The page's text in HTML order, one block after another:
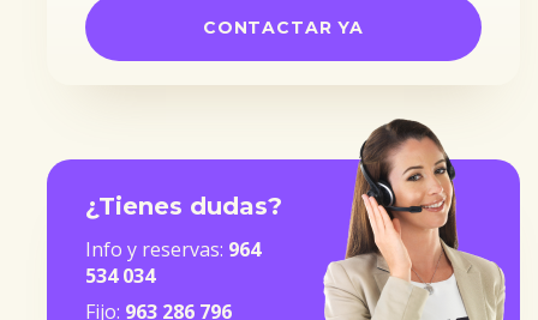
CONTACTAR YA
¿Tienes dudas?
Info y reservas: 964
534 034
Fijo: 963 286 796